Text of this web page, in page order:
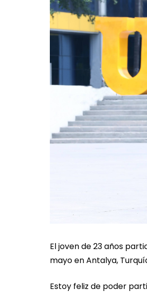
El joven de 23 años
mayo en Antalya,
Estoy feliz de poder